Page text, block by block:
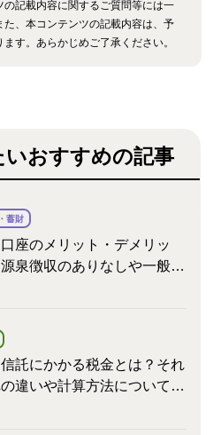
記載内容に関するご質問等には一
、本コンテンツの記載内容は、予
す。あらかじめご了承ください。
おすすめの記事
蓄財
座のメリット・デメリッ
源泉徴収のありなしや一般口
託にかかる税金とは？それ
違いや計算方法について解